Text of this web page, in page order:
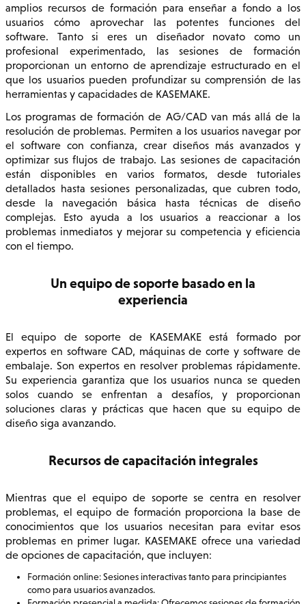
amplios recursos de formación para enseñar a fondo a los
usuarios cómo aprovechar las potentes funciones del
software. Tanto si eres un diseñador novato como un
profesional experimentado, las sesiones de formación
proporcionan un entorno de aprendizaje estructurado en el
que los usuarios pueden profundizar su comprensión de las
herramientas y capacidades de KASEMAKE.
Los programas de formación de AG/CAD van más allá de la
resolución de problemas. Permiten a los usuarios navegar por
el software con confianza, crear diseños más avanzados y
optimizar sus flujos de trabajo. Las sesiones de capacitación
están disponibles en varios formatos, desde tutoriales
detallados hasta sesiones personalizadas, que cubren todo,
desde la navegación básica hasta técnicas de diseño
complejas. Esto ayuda a los usuarios a reaccionar a los
problemas inmediatos y mejorar su competencia y eficiencia
con el tiempo.
Un equipo de soporte basado en la
experiencia
El equipo de soporte de KASEMAKE está formado por
expertos en software CAD, máquinas de corte y software de
embalaje. Son expertos en resolver problemas rápidamente.
Su experiencia garantiza que los usuarios nunca se queden
solos cuando se enfrentan a desafíos, y proporcionan
soluciones claras y prácticas que hacen que su equipo de
diseño siga avanzando.
Recursos de capacitación integrales
Mientras que el equipo de soporte se centra en resolver
problemas, el equipo de formación proporciona la base de
conocimientos que los usuarios necesitan para evitar esos
problemas en primer lugar. KASEMAKE ofrece una variedad
de opciones de capacitación, que incluyen:
Formación online: Sesiones interactivas tanto para principiantes
como para usuarios avanzados.